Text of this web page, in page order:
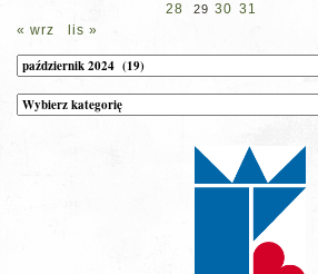
28 29 30 31
« wrz
lis »
Archiwum
Kategorie
wpisów